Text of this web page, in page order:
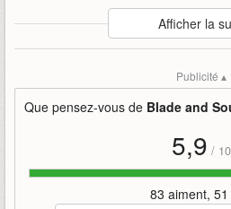
Auteur
NCsoft Korea
: Uther
journal-de-
asie
coree-du-sud
Afficher la
Publicité ▴
Que pensez-vous de Blade and
5,9 / 10
83 aiment,